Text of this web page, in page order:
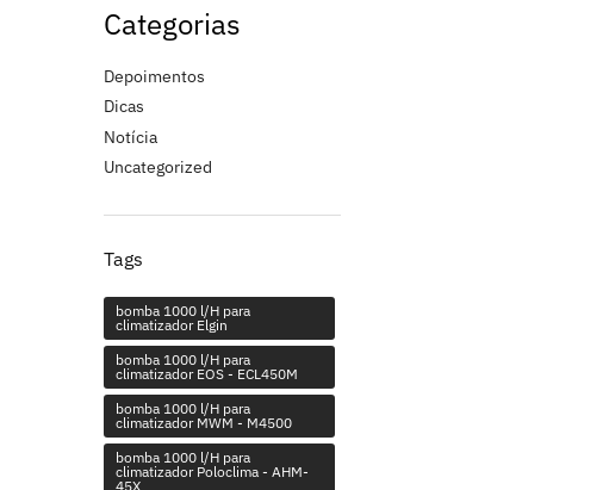
Categorias
Depoimentos
Dicas
Notícia
Uncategorized
Tags
bomba 1000 l/H para
climatizador Elgin
bomba 1000 l/H para
climatizador EOS - ECL450M
bomba 1000 l/H para
climatizador MWM - M4500
bomba 1000 l/H para
climatizador Poloclima - AHM-
45X